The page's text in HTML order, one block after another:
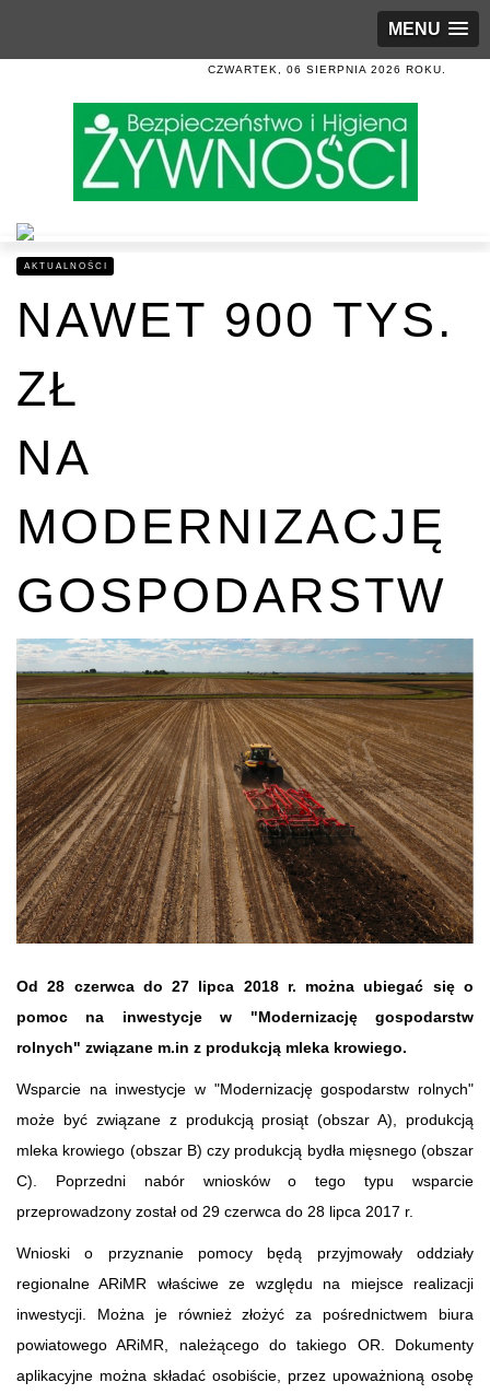
MENU
CZWARTEK, 06 SIERPNIA 2026 ROKU.
AKTUALNOŚCI
NAWET 900 TYS.
ZŁ
NA
MODERNIZACJĘ
GOSPODARSTW
Od 28 czerwca do 27 lipca 2018 r. można ubiegać się o
pomoc na inwestycje w "Modernizację gospodarstw
rolnych" związane m.in z produkcją mleka krowiego.
Wsparcie na inwestycje w "Modernizację gospodarstw rolnych"
może być związane z produkcją prosiąt (obszar A), produkcją
mleka krowiego (obszar B) czy produkcją bydła mięsnego (obszar
C). Poprzedni nabór wniosków o tego typu wsparcie
przeprowadzony został od 29 czerwca do 28 lipca 2017 r.
Wnioski o przyznanie pomocy będą przyjmowały oddziały
regionalne ARiMR właściwe ze względu na miejsce realizacji
inwestycji. Można je również złożyć za pośrednictwem biura
powiatowego ARiMR, należącego do takiego OR. Dokumenty
aplikacyjne można składać osobiście, przez upoważnioną osobę